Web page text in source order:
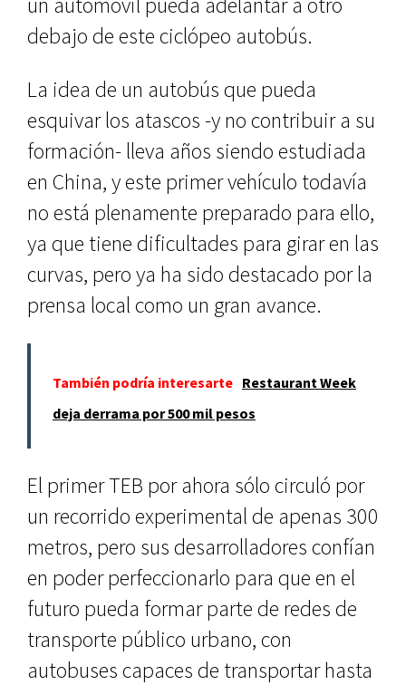
debajo de este ciclópeo autobús.
La idea de un autobús que pueda
esquivar los atascos -y no contribuir a su
formación- lleva años siendo estudiada
en China, y este primer vehículo todavía
no está plenamente preparado para ello,
ya que tiene dificultades para girar en las
curvas, pero ya ha sido destacado por la
prensa local como un gran avance.
También podría interesarte Restaurant Week
deja derrama por 500 mil pesos
El primer TEB por ahora sólo circuló por
un recorrido experimental de apenas 300
metros, pero sus desarrolladores confían
en poder perfeccionarlo para que en el
futuro pueda formar parte de redes de
transporte público urbano, con
autobuses capaces de transportar hasta